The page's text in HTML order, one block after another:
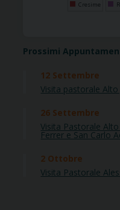
Cresime
Prossimi
12 Settembre
Visita pastorale
26 Settembre
Visita Pastorale
Ferrer e San Carlo
2 Ottobre
Visita Pastorale